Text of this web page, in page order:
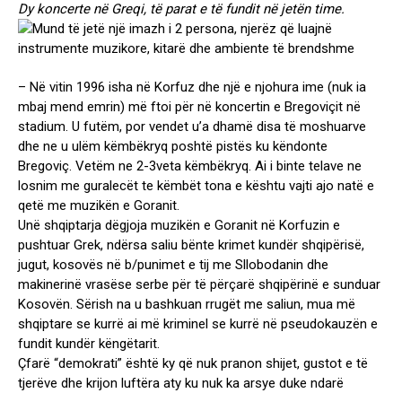
Dy koncerte në Greqi, të parat e të fundit në jetën time.
– Në vitin 1996 isha në Korfuz dhe një e njohura ime (nuk ia
mbaj mend emrin) më ftoi për në koncertin e Bregoviçit në
stadium. U futëm, por vendet u’a dhamë disa të moshuarve
dhe ne u ulëm këmbëkryq poshtë pistës ku këndonte
Bregoviç. Vetëm ne 2-3veta këmbëkryq. Ai i binte telave ne
losnim me guralecët te këmbët tona e kështu vajti ajo natë e
qetë me muzikën e Goranit.
Unë shqiptarja dëgjoja muzikën e Goranit në Korfuzin e
pushtuar Grek, ndërsa saliu bënte krimet kundër shqipërisë,
jugut, kosovës në b/punimet e tij me Sllobodanin dhe
makinerinë vrasëse serbe për të përçarë shqipërinë e sunduar
Kosovën. Sërish na u bashkuan rrugët me saliun, mua më
shqiptare se kurrë ai më kriminel se kurrë në pseudokauzën e
fundit kundër këngëtarit.
Çfarë “demokrati” është ky që nuk pranon shijet, gustot e të
tjerëve dhe krijon luftëra aty ku nuk ka arsye duke ndarë